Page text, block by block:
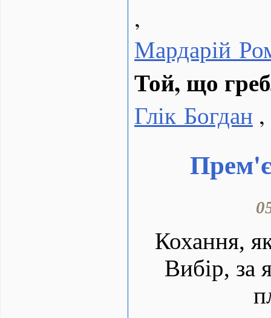
,
Мардарій
Той, що
Глік Богдан ,
Кохання,
Вибір, за